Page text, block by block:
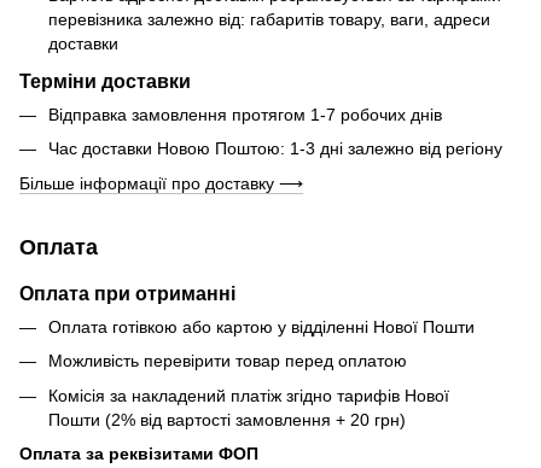
перевізника залежно від: габаритів товару, ваги, адреси
доставки
Терміни доставки
Відправка замовлення протягом 1-7 робочих днів
Час доставки Новою Поштою: 1-3 дні залежно від регіону
Більше інформації про доставку ⟶
Оплата
Оплата при отриманні
Оплата готівкою або картою у відділенні Нової Пошти
Можливість перевірити товар перед оплатою
Комісія за накладений платіж згідно тарифів Нової
Пошти (2% від вартості замовлення + 20 грн)
Оплата за реквізитами ФОП